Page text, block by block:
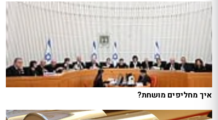
איך מחליפים מושחת?